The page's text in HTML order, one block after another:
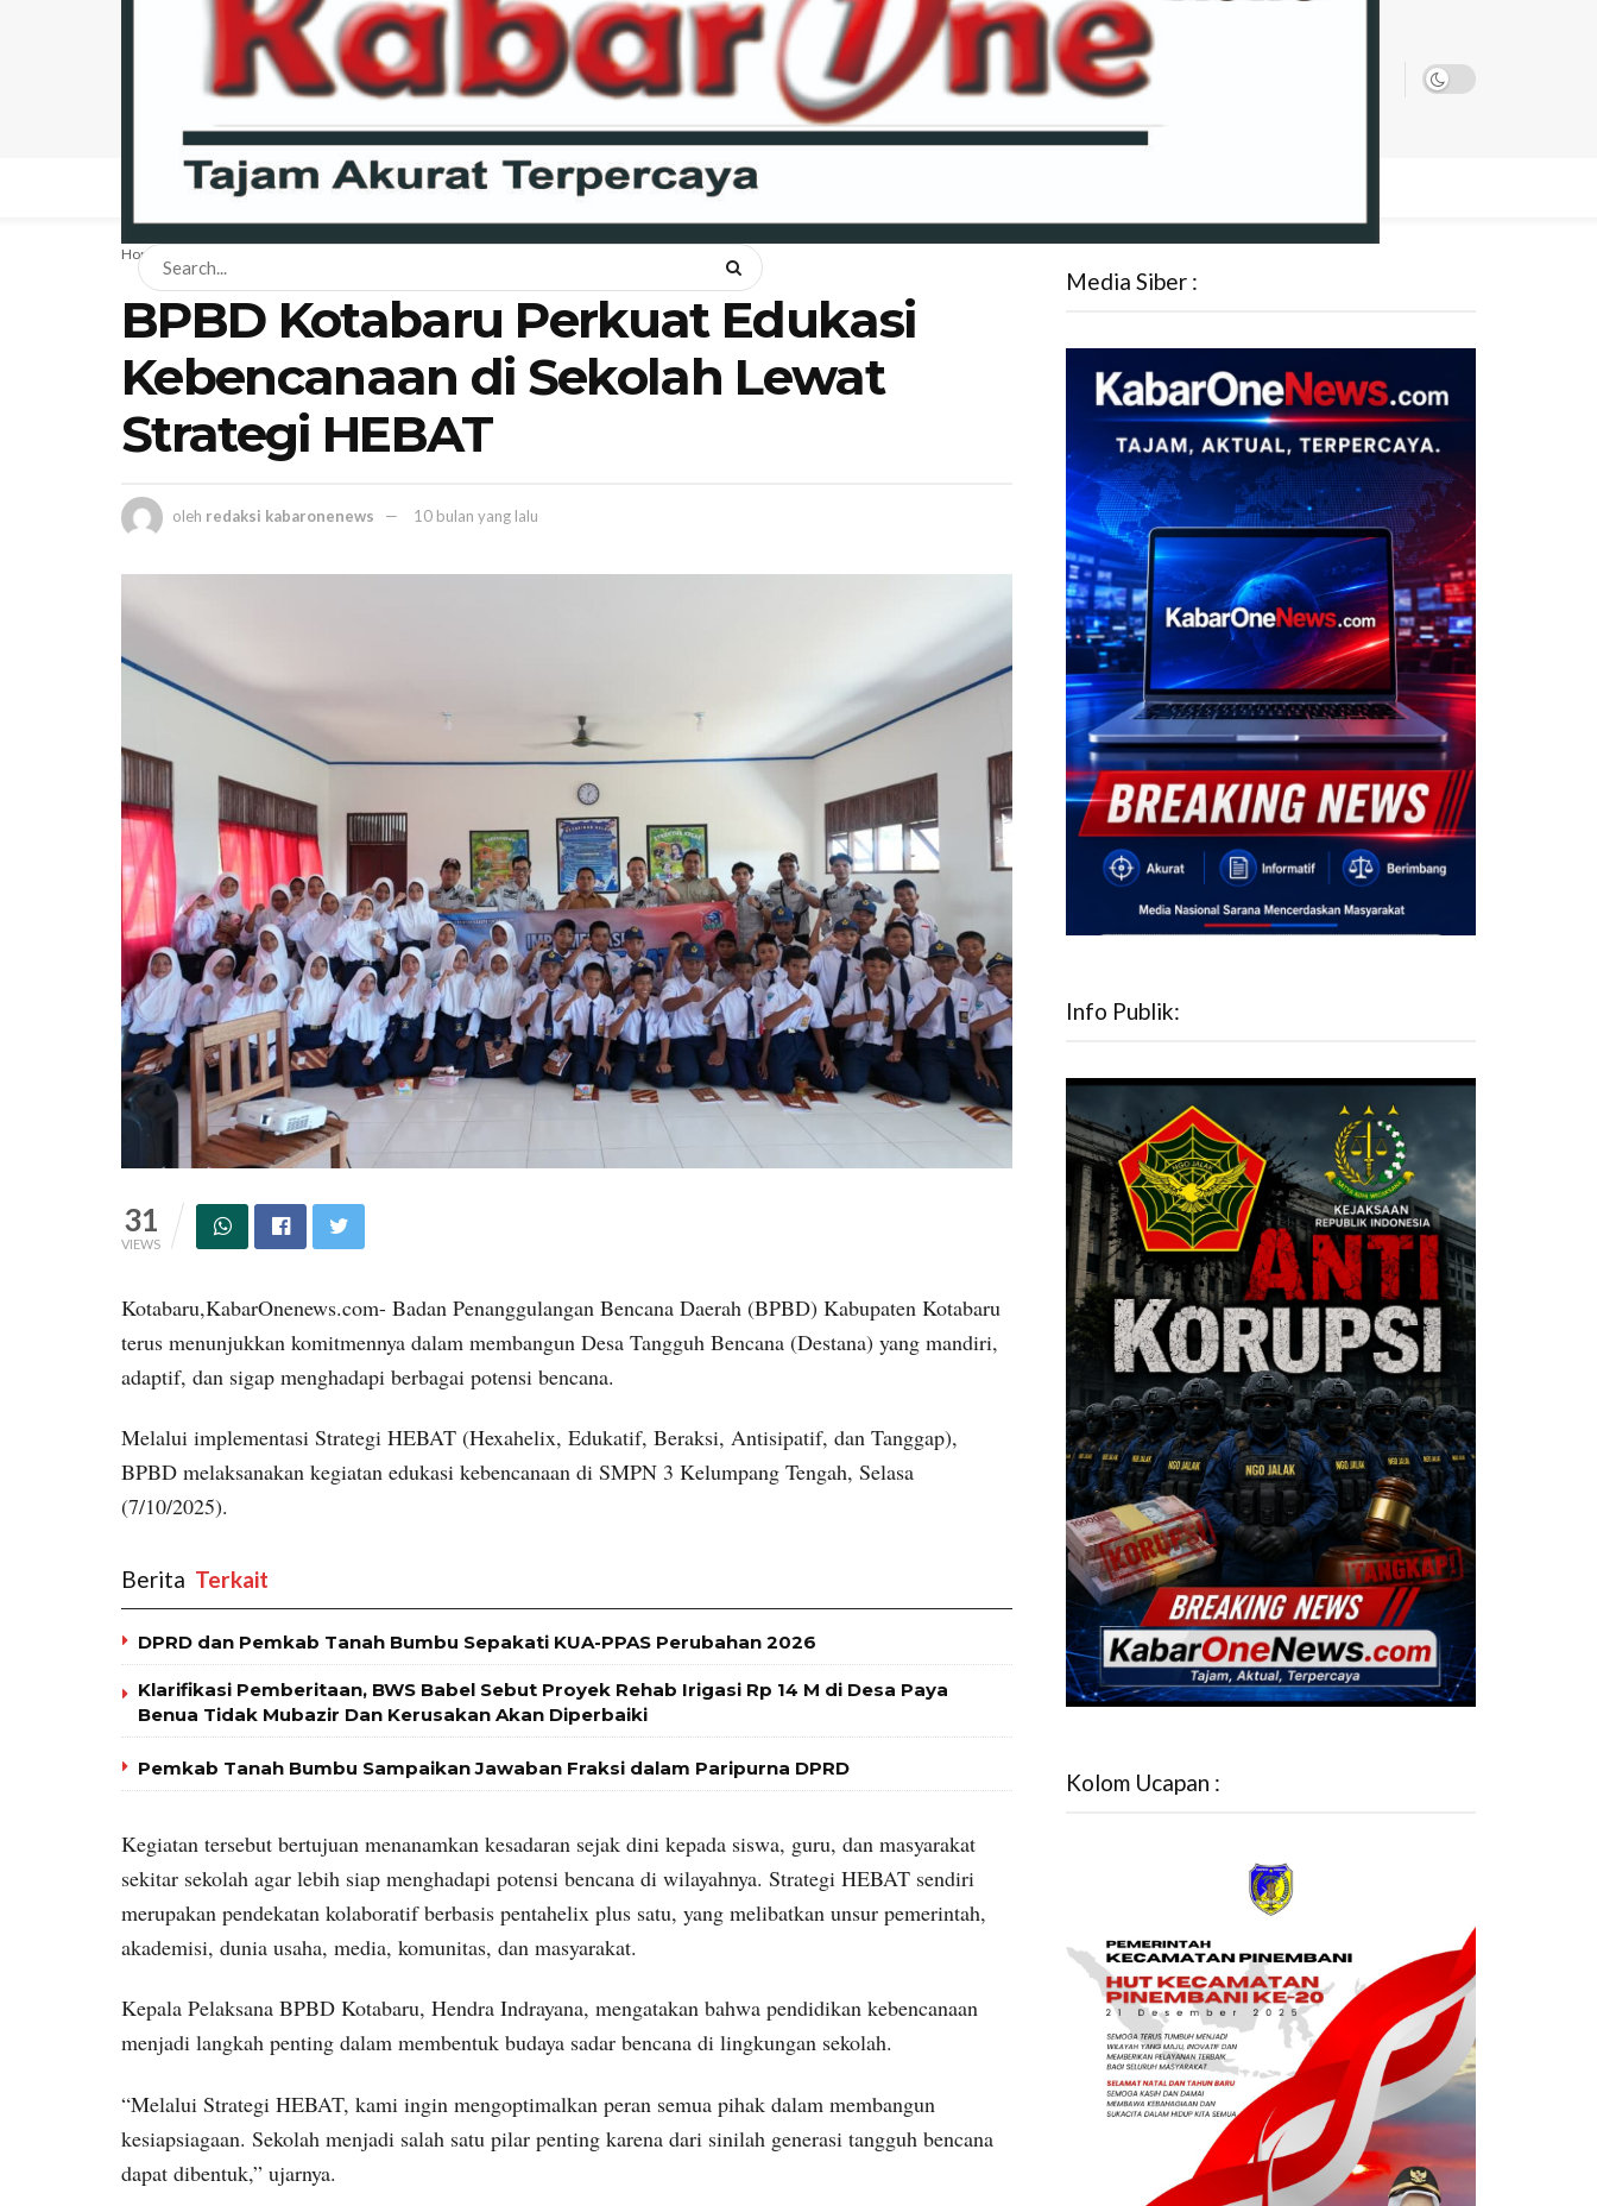
BERANDA NEWS BISNIS EKONOMI HANKAM OPINI HUKUM
Home
BPBD Kotabaru Perkuat Edukasi
Kebencanaan di Sekolah Lewat
Strategi HEBAT
oleh redaksi kabaronenews 10 bulan yang lalu
31
VIEWS
Kotabaru,KabarOnenews.com- Badan Penanggulangan Bencana Daerah (BPBD) Kabupaten Kotabaru
terus menunjukkan komitmennya dalam membangun Desa Tangguh Bencana (Destana) yang mandiri,
adaptif, dan sigap menghadapi berbagai potensi bencana.
Melalui implementasi Strategi HEBAT (Hexahelix, Edukatif, Beraksi, Antisipatif, dan Tanggap),
BPBD melaksanakan kegiatan edukasi kebencanaan di SMPN 3 Kelumpang Tengah, Selasa
(7/10/2025).
Berita ‎ Terkait
DPRD dan Pemkab Tanah Bumbu Sepakati KUA-PPAS Perubahan 2026
Klarifikasi Pemberitaan, BWS Babel Sebut Proyek Rehab Irigasi Rp 14 M di Desa Paya
Benua Tidak Mubazir Dan Kerusakan Akan Diperbaiki
Pemkab Tanah Bumbu Sampaikan Jawaban Fraksi dalam Paripurna DPRD
Kegiatan tersebut bertujuan menanamkan kesadaran sejak dini kepada siswa, guru, dan masyarakat
sekitar sekolah agar lebih siap menghadapi potensi bencana di wilayahnya. Strategi HEBAT sendiri
merupakan pendekatan kolaboratif berbasis pentahelix plus satu, yang melibatkan unsur pemerintah,
akademisi, dunia usaha, media, komunitas, dan masyarakat.
Kepala Pelaksana BPBD Kotabaru, Hendra Indrayana, mengatakan bahwa pendidikan kebencanaan
menjadi langkah penting dalam membentuk budaya sadar bencana di lingkungan sekolah.
“Melalui Strategi HEBAT, kami ingin mengoptimalkan peran semua pihak dalam membangun
kesiapsiagaan. Sekolah menjadi salah satu pilar penting karena dari sinilah generasi tangguh bencana
dapat dibentuk,” ujarnya.
Media Siber :
Info Publik:
Kolom Ucapan :